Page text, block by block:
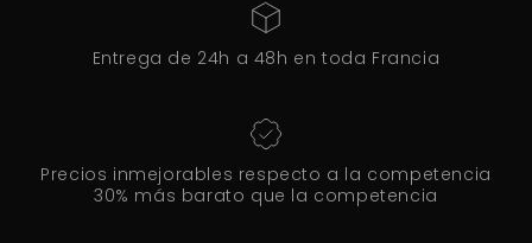
Entrega de 24h a 48h en toda Francia
Precios inmejorables respecto a la competencia
30% más barato que la competencia